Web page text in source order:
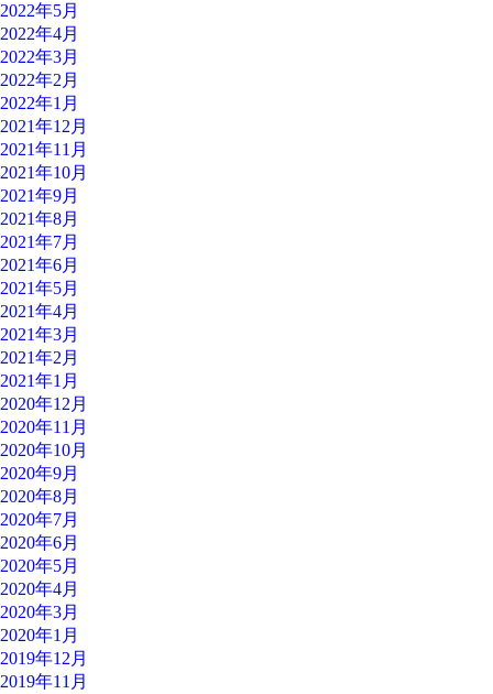
2022年5月
2022年4月
2022年3月
2022年2月
2022年1月
2021年12月
2021年11月
2021年10月
2021年9月
2021年8月
2021年7月
2021年6月
2021年5月
2021年4月
2021年3月
2021年2月
2021年1月
2020年12月
2020年11月
2020年10月
2020年9月
2020年8月
2020年7月
2020年6月
2020年5月
2020年4月
2020年3月
2020年1月
2019年12月
2019年11月